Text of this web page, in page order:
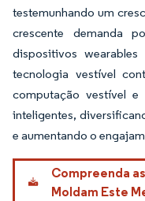
testemunhando um
crescente demanda
dispositivos
tecnologia vestível
computação vestível e
inteligentes,
e aumentando o
Compreenda
Moldam Este